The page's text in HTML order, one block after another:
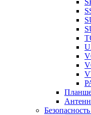
Безопасность